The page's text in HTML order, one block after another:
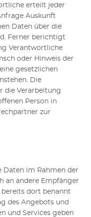
erteilt jeder
Auskunft
Daten über die
Ferner berichtigt
Verantwortliche
oder Hinweis der
gesetzlichen
Die
die Verarbeitung
Person in
zur
Daten im Rahmen der
an andere Empfänger
bereits dort benannt
des Angebots und
und Services geben